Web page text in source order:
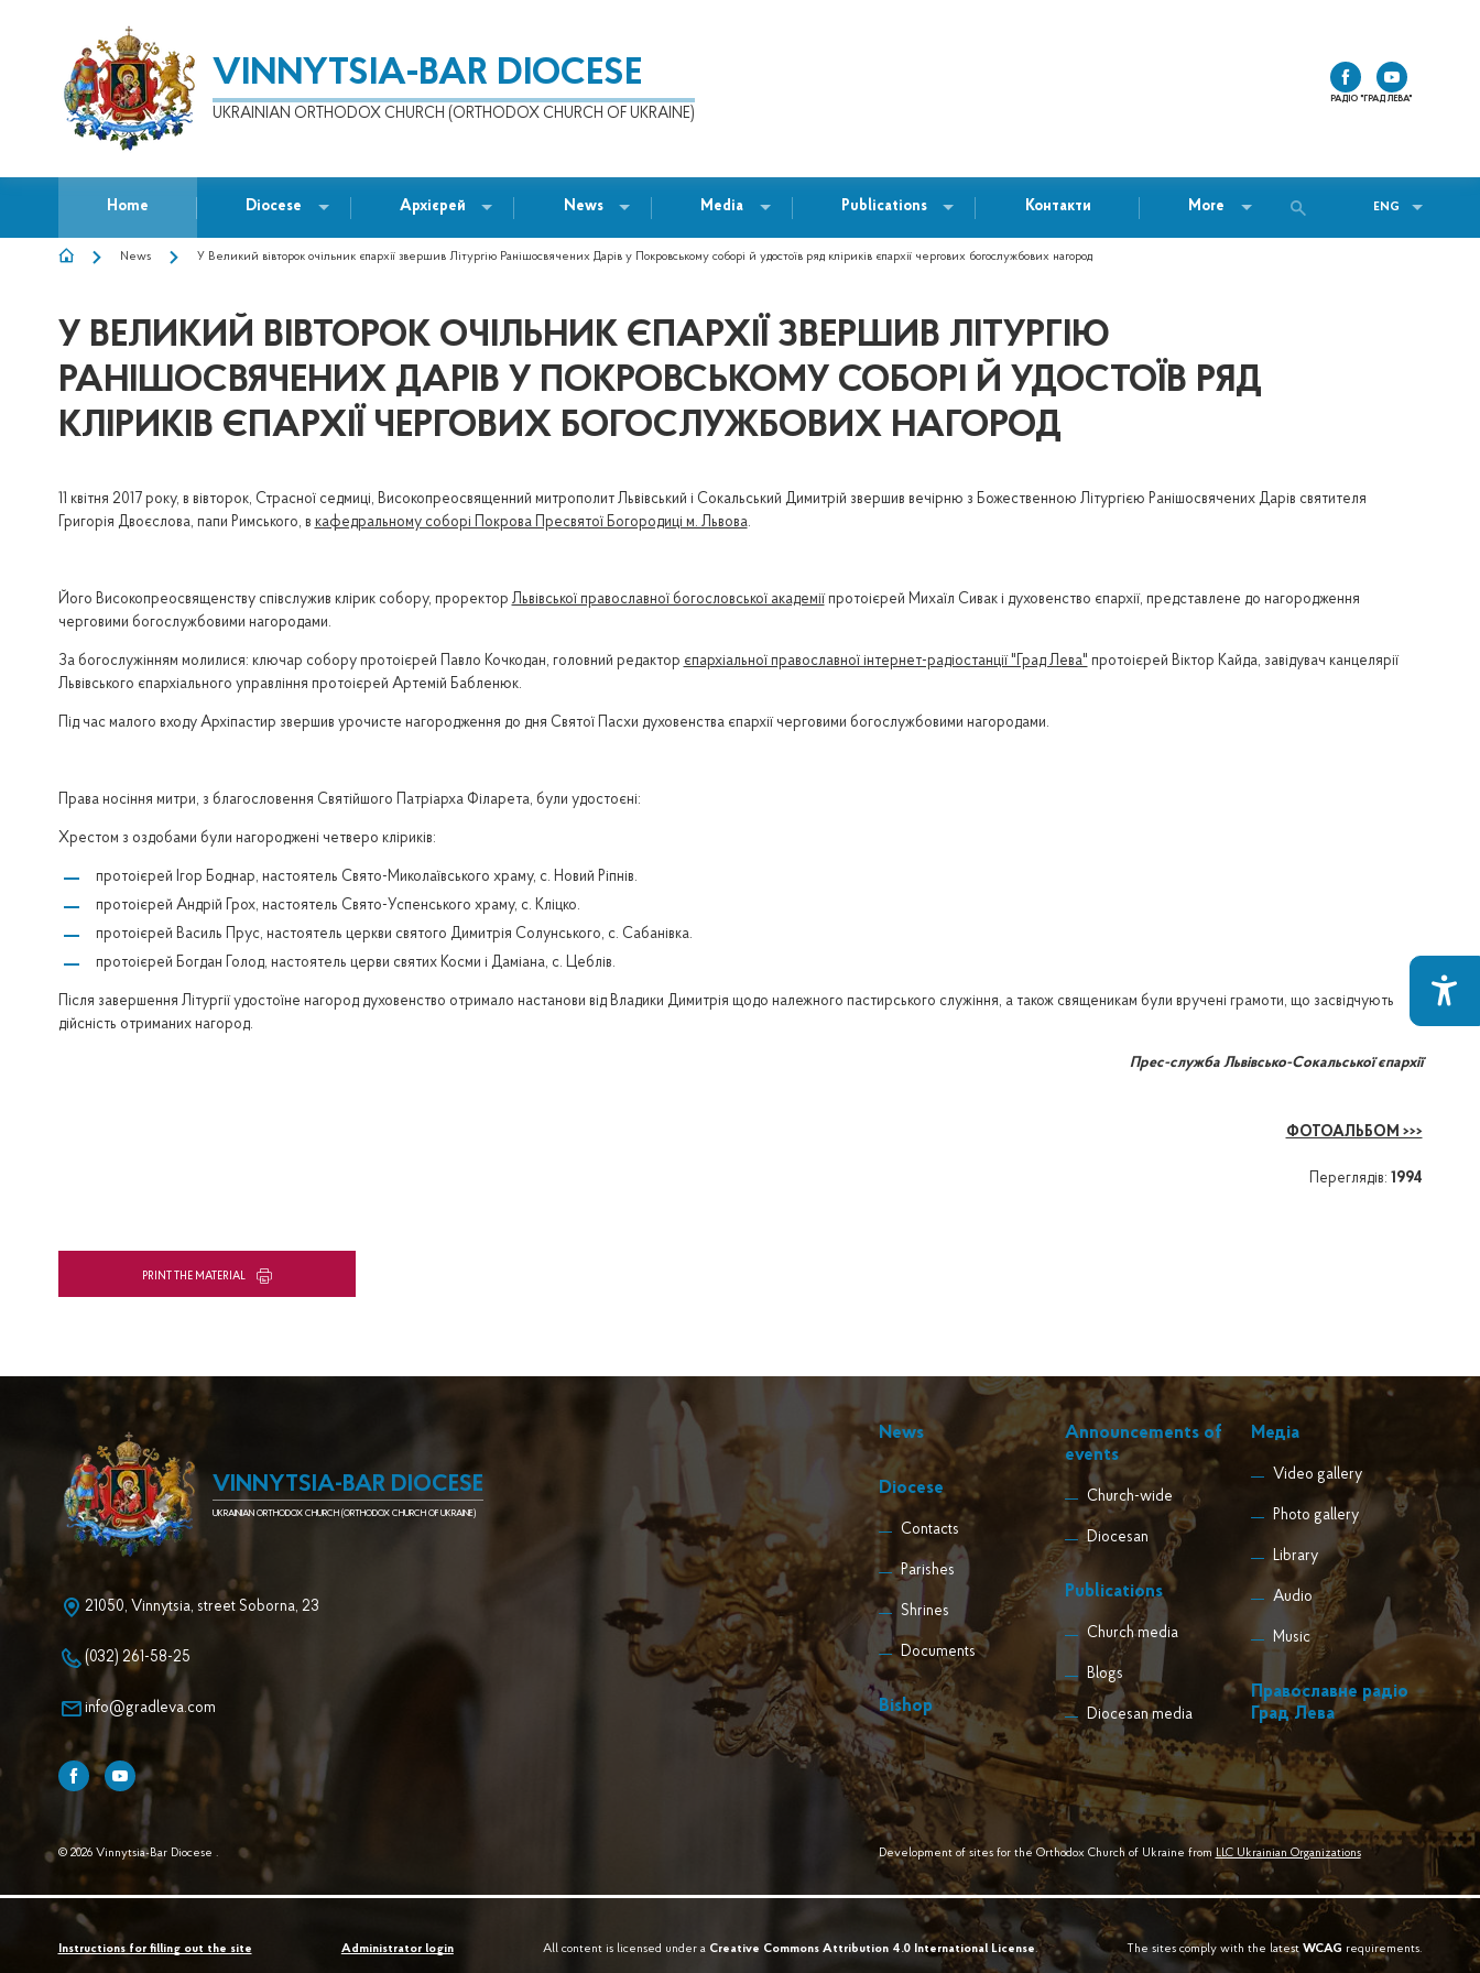
VINNYTSIA-BAR DIOCESE
UKRAINIAN ORTHODOX CHURCH (ORTHODOX CHURCH OF UKRAINE)
РАДІО "ГРАД ЛЕВА"
Home Diocese Архієрей News Media Publications Контакти More ENG
BREADCRUMB
News У Великий вівторок очільник єпархії звершив Літургію Ранішосвячених Дарів у Покровському соборі й удостоїв ряд кліриків єпархії чергових богослужбових нагород
У ВЕЛИКИЙ ВІВТОРОК ОЧІЛЬНИК ЄПАРХІЇ ЗВЕРШИВ ЛІТУРГІЮ
РАНІШОСВЯЧЕНИХ ДАРІВ У ПОКРОВСЬКОМУ СОБОРІ Й УДОСТОЇВ РЯД
КЛІРИКІВ ЄПАРХІЇ ЧЕРГОВИХ БОГОСЛУЖБОВИХ НАГОРОД
11 квітня 2017 року, в вівторок, Страсної седмиці, Високопреосвященний митрополит Львівський і Сокальський Димитрій звершив вечірню з Божественною Літургією Ранішосвячених Дарів святителя
Григорія Двоєслова, папи Римського, в кафедральному соборі Покрова Пресвятої Богородиці м. Львова.
Його Високопреосвященству співслужив клірик собору, проректор Львівської православної богословської академії протоієрей Михаїл Сивак і духовенство єпархії, представлене до нагородження
черговими богослужбовими нагородами.
За богослужінням молилися: ключар собору протоієрей Павло Кочкодан, головний редактор єпархіальної православної інтернет-радіостанції "Град Лева" протоієрей Віктор Кайда, завідувач канцелярії
Львівського єпархіального управління протоієрей Артемій Бабленюк.
Під час малого входу Архіпастир звершив урочисте нагородження до дня Святої Пасхи духовенства єпархії черговими богослужбовими нагородами.
Права носіння митри, з благословення Святійшого Патріарха Філарета, були удостоєні:
Хрестом з оздобами були нагороджені четверо кліриків:
протоієрей Ігор Боднар, настоятель Свято-Миколаївського храму, с. Новий Ріпнів.
протоієрей Андрій Грох, настоятель Свято-Успенського храму, с. Кліцко.
протоієрей Василь Прус, настоятель церкви святого Димитрія Солунського, с. Сабанівка.
протоієрей Богдан Голод, настоятель церви святих Косми і Даміана, с. Цеблів.
Після завершення Літургії удостоїне нагород духовенство отримало настанови від Владики Димитрія щодо належного пастирського служіння, а також священикам були вручені грамоти, що засвідчують
дійсність отриманих нагород.
Прес-служба Львівсько-Сокальської єпархії
ФОТОАЛЬБОМ >>>
Переглядів: 1994
PRINT THE MATERIAL
VINNYTSIA-BAR DIOCESE
UKRAINIAN ORTHODOX CHURCH (ORTHODOX CHURCH OF UKRAINE)
21050, Vinnytsia, street Soborna, 23
(032) 261-58-25
info@gradleva.com
News
Diocese
Contacts
Parishes
Shrines
Documents
Bishop
Announcements of
events
Church-wide
Diocesan
Publications
Church media
Blogs
Diocesan media
Медіа
Video gallery
Photo gallery
Library
Audio
Music
Православне радіо
Град Лева
© 2026 Vinnytsia-Bar Diocese . Development of sites for the Orthodox Church of Ukraine from LLC Ukrainian Organizations
Instructions for filling out the site Administrator login All content is licensed under a Creative Commons Attribution 4.0 International License. The sites comply with the latestWCAG requirements.